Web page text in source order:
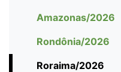
Amazonas/2026
Rondônia/2026
Roraima/2026